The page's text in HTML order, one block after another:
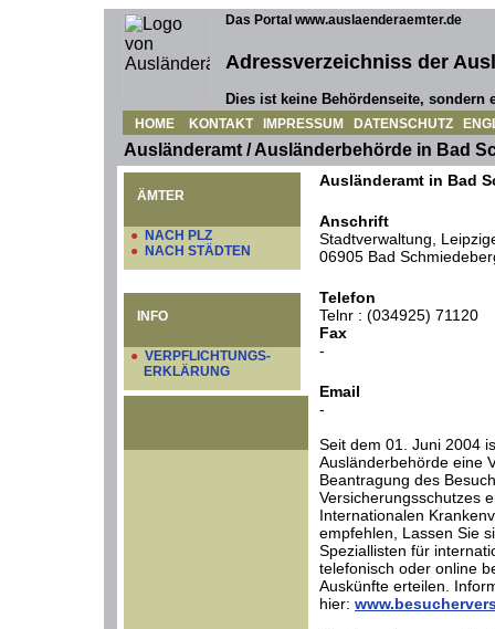
Das Portal www.auslaenderaemter.de
Adressverzeichniss der
Dies ist keine Behördenseite, sondern
HOME KONTAKT IMPRESSUM DATENSCHUTZ
Ausländeramt / Ausländerbehörde in Bad
ÄMTER
● NACH PLZ
● NACH STÄDTEN
INFO
● VERPFLICHTUNGS-
ERKLÄRUNG
Ausländeramt in Bad
Anschrift
Stadtverwaltung,
06905 Bad
Telefon
Telnr : (034925) 71120
Fax
-
Email
-
Seit dem 01. Juni 2004
Ausländerbehörde eine
Beantragung des
Versicherungsschutzes
Internationalen
empfehlen, Lassen Sie
Speziallisten für
telefonisch oder online
Auskünfte erteilen.
hier: